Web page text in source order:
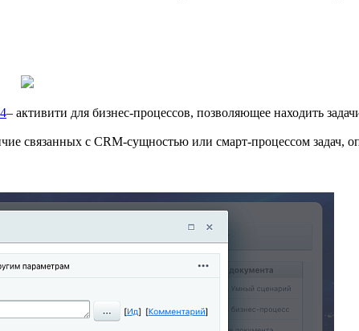
– активити для бизнес-процессов, позволяющее находить
связанных с CRM-сущностью или смарт-процессом задач,